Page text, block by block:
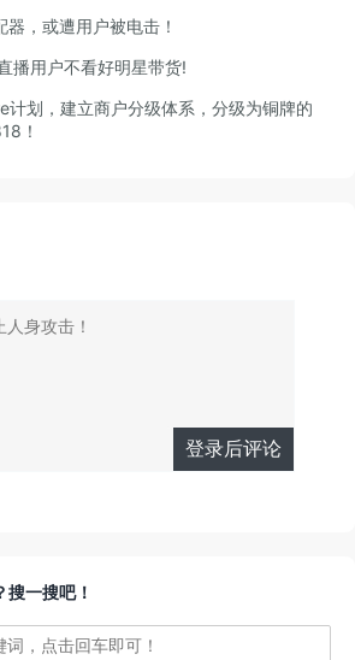
，或遭用户被电击！
播用户不看好明星带货!
计划，建立商户分级体系，分级为铜牌的
！
登录后评论
一搜吧！